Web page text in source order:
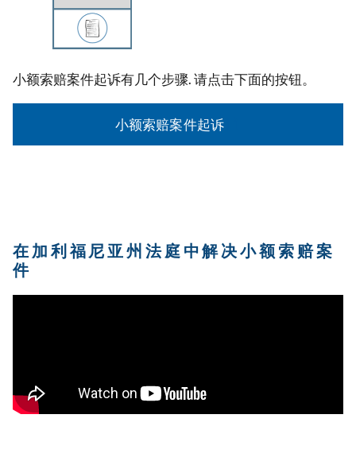
小额索赔案件起诉有几个步骤. 请点击下面的按钮。
小额索赔案件起诉
在加利福尼亚州法庭中解决小额索赔案
件